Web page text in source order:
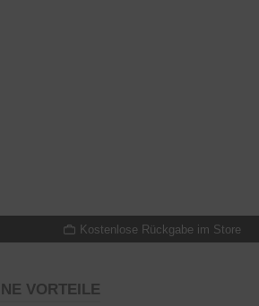
Kostenlose Rückgabe im Store
VORTEILE